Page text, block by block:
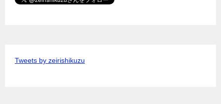
Tweets by zeirishikuzu